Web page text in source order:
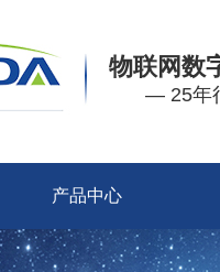
物联网数
— 25年
产品中心